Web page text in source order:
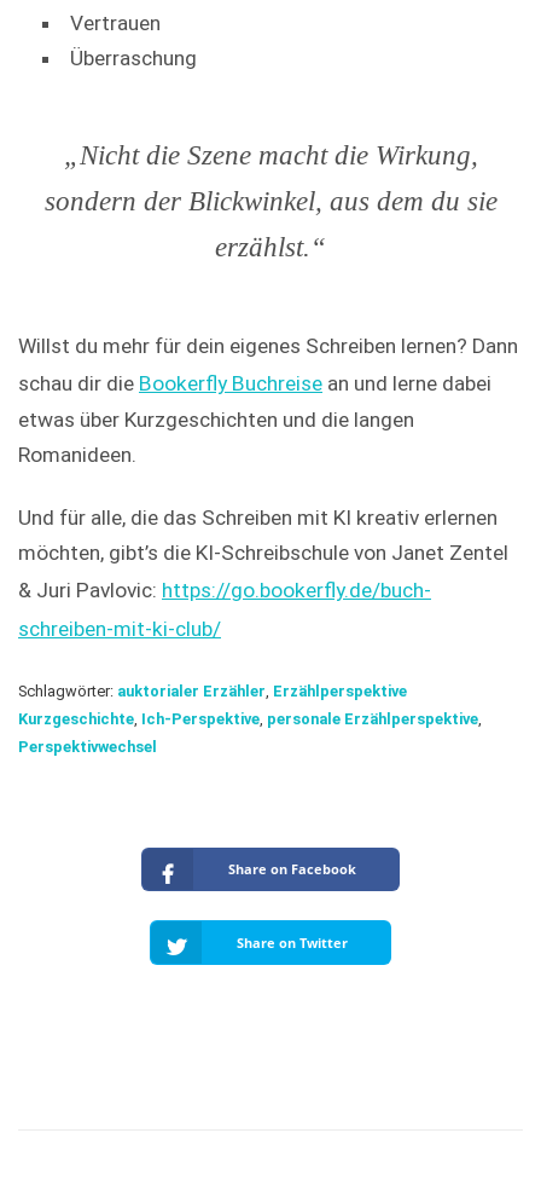
Vertrauen
Überraschung
„Nicht die Szene macht die Wirkung,
sondern der Blickwinkel, aus dem du sie
erzählst.“
Willst du mehr für dein eigenes Schreiben lernen? Dann
schau dir die Bookerfly Buchreise an und lerne dabei
etwas über Kurzgeschichten und die langen
Romanideen.
Und für alle, die das Schreiben mit KI kreativ erlernen
möchten, gibt’s die KI-Schreibschule von Janet Zentel
& Juri Pavlovic: https://go.bookerfly.de/buch-
schreiben-mit-ki-club/
Schlagwörter: auktorialer Erzähler, Erzählperspektive
Kurzgeschichte, Ich-Perspektive, personale Erzählperspektive,
Perspektivwechsel
Share on Facebook
Share on Twitter